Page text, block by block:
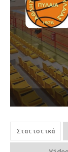
Στατιστικά